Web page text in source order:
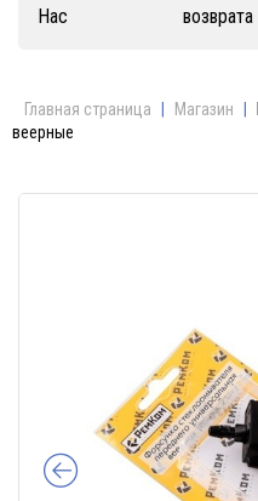
Нас
возврата
Главная страница Магазин
веерные